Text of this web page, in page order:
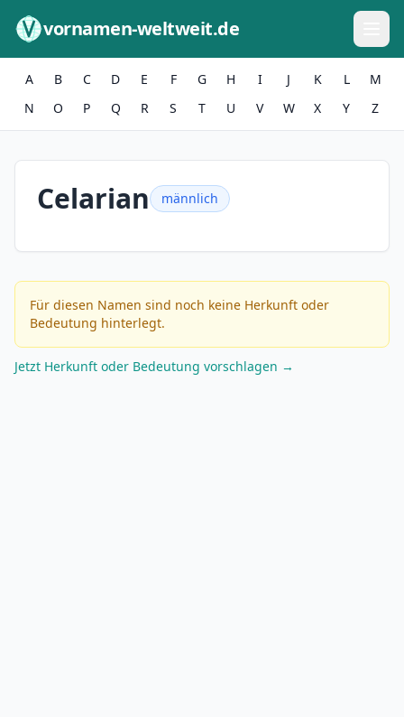
vornamen-weltweit.de
A B C D E F G H I J K L
M
N
O P Q R S T U V W X Y Z
Celarian männlich
Für diesen Namen sind noch keine Herkunft oder
Bedeutung hinterlegt.
Jetzt Herkunft oder Bedeutung vorschlagen →